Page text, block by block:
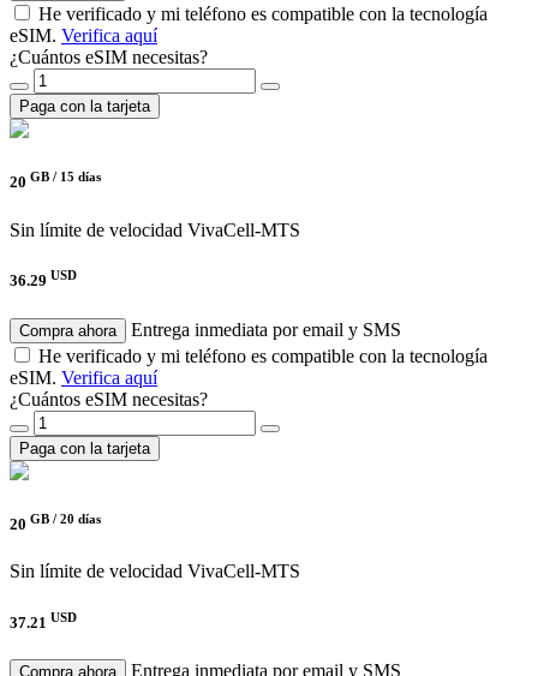
He verificado y mi teléfono es compatible con la tecnología
eSIM. Verifica aquí
¿Cuántos eSIM necesitas?
Paga con la tarjeta
20 GB / 15 días
Sin límite de velocidad VivaCell-MTS
36.29 USD
Compra ahora
Entrega inmediata por email y SMS
He verificado y mi teléfono es compatible con la tecnología
eSIM. Verifica aquí
¿Cuántos eSIM necesitas?
Paga con la tarjeta
20 GB / 20 días
Sin límite de velocidad VivaCell-MTS
37.21 USD
Compra ahora Entrega inmediata por email y SMS